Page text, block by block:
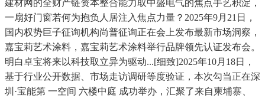
建材网的全财产链资本整合能力取中盛电气的焦点手艺积淀，
一扇好门窗若何为抱负人居注入焦点力量？2025年9月21日，
国内权势巨子征询机构尚普征询正在会上发布最新市场洞察，
嘉宝莉艺术涂料，嘉宝莉艺术涂料举行品牌领先认证发布会。
明白卓宝将来以科技取立异为驱动...[细致]2025年10月18日，
基于行业公开数据、市场走访调研等度验证，本次勾当正在深
圳·宝能第 一空间 六楼中庭 成功举办，汇聚了来自柬埔寨、